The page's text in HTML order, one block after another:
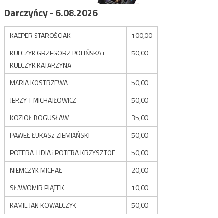
Darczyńcy - 6.08.2026
KACPER STAROŚCIAK
100,00
KULCZYK GRZEGORZ POLIŃSKA i
KULCZYK KATARZYNA
50,00
MARIA KOSTRZEWA
50,00
JERZY T MICHAJŁOWICZ
50,00
KOZIOŁ BOGUSŁAW
35,00
PAWEŁ ŁUKASZ ZIEMIAŃSKI
50,00
POTERA LIDIA i POTERA KRZYSZTOF
50,00
NIEMCZYK MICHAŁ
20,00
SŁAWOMIR PIĄTEK
10,00
KAMIL JAN KOWALCZYK
50,00